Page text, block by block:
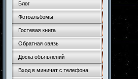
Блог
Фотоальбомы
Гостевая книга
Обратная связь
Доска объявлений
Вход в миничат с телефона